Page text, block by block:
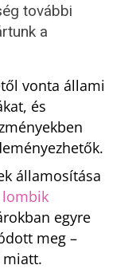
további
a
vonta állami
és
államosítása
lombik
egyre
meg –
miatt.